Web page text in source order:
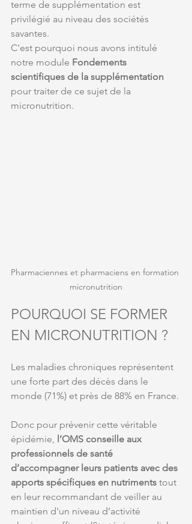
terme de supplémentation est
privilégié au niveau des sociétés
savantes.
C'est pourquoi nous avons intitulé
notre module Fondements
scientifiques de la supplémentation
pour traiter de ce sujet de la
micronutrition.
Pharmaciennes et pharmaciens en formation
micronutrition
POURQUOI SE FORMER
EN MICRONUTRITION ?
Les maladies chroniques représentent
une forte part des décès dans le
monde (71%) et près de 88% en France.
Donc pour prévenir cette véritable
épidémie, l’OMS conseille aux
professionnels de santé
d’accompagner leurs patients avec des
apports spécifiques en nutriments tout
en leur recommandant de veiller au
maintien d'un niveau d’activité